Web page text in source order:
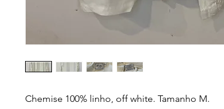
Chemise 100% linho, off white. Tamanho M.